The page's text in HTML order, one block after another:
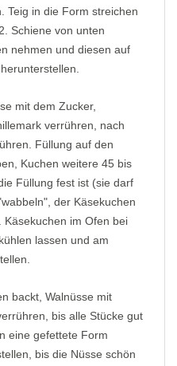
Teig in die Form streichen
Schiene von unten
nehmen und diesen auf
mit dem Zucker,
verrühren, nach
Füllung auf den
Kuchen weitere 45 bis
Füllung fest ist (sie darf
der Käsekuchen
im Ofen bei
lassen und am
backt, Walnüsse mit
bis alle Stücke gut
eine gefettete Form
bis die Nüsse schön